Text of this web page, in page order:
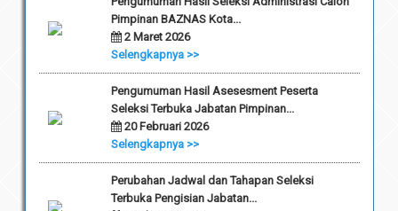
Pimpinan BAZNAS Kota...
2 Maret 2026
Selengkapnya >>
Pengumuman Hasil Asesesment Peserta
Seleksi Terbuka Jabatan Pimpinan...
20 Februari 2026
Selengkapnya >>
Perubahan Jadwal dan Tahapan Seleksi
Terbuka Pengisian Jabatan...